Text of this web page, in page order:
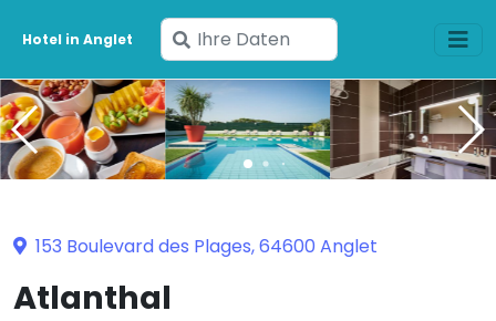
Hotel in Anglet
Geben
Sie
Ihre
Daten
ein
153 Boulevard des Plages, 64600 Anglet
Atlanthal